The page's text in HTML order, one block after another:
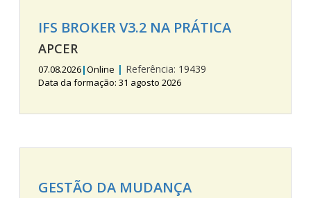
IFS BROKER V3.2 NA PRÁTICA
APCER
07.08.2026|Online | Referência: 19439
Data da formação: 31 agosto 2026
GESTÃO DA MUDANÇA